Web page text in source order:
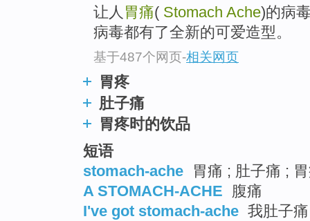
让人 胃痛( Stomach Ache)的病
病毒都有了全新的可爱造型。
基于487个网页-相关网页
胃疼
肚子痛
胃疼时的饮品
短语
stomach-ache
胃痛 ; 肚子痛 ;
A STOMACH-ACHE
腹痛
I've got stomach-ache 我肚子痛